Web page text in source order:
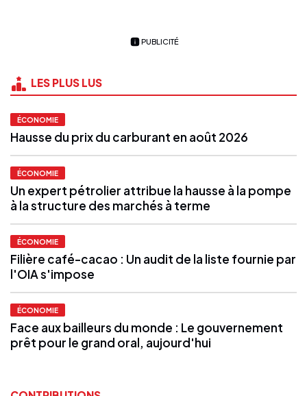
PUBLICITÉ
LES PLUS LUS
ÉCONOMIE
Hausse du prix du carburant en août 2026
ÉCONOMIE
Un expert pétrolier attribue la hausse à la pompe
à la structure des marchés à terme
ÉCONOMIE
Filière café-cacao : Un audit de la liste fournie par
l'OIA s'impose
ÉCONOMIE
Face aux bailleurs du monde : Le gouvernement
prêt pour le grand oral, aujourd'hui